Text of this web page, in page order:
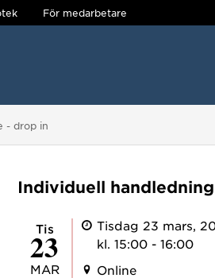
För medarbetare
- drop in
Individuell
tis
23
MAR
Tisdag 23 mars,
kl. 15:00 - 16:00
Online